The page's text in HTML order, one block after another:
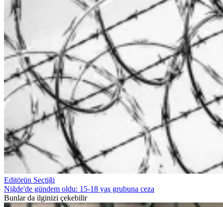
Editörün Seçtiği
Niğde'de gündem oldu: 15-18 yaş grubuna ceza
Bunlar da ilginizi çekebilir